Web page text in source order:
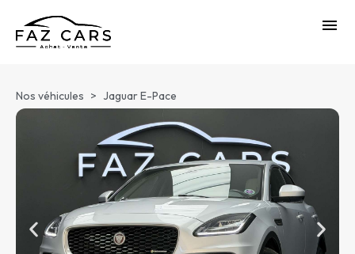
Nos véhicules > Jaguar E-Pace